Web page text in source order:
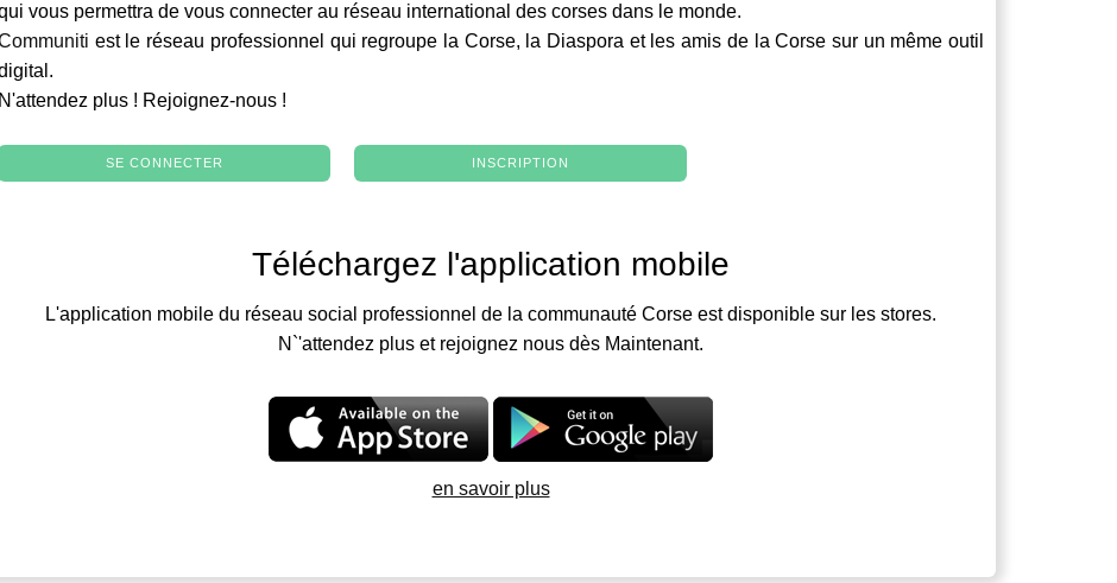
vous permettra de vous connecter au réseau international des corses dans le monde.
est le réseau professionnel qui regroupe la Corse, la Diaspora et les amis de la Corse sur un même outil
N'attendez plus ! Rejoignez-nous !
SE CONNECTER INSCRIPTION
Téléchargez l'application mobile
L'application mobile du réseau social professionnel de la communauté Corse est disponible sur les stores.
N`'attendez plus et rejoignez nous dès Maintenant.
en savoir plus